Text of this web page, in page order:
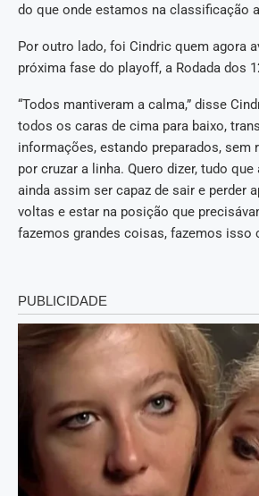
do que onde estamos na classificação
Por outro lado, foi Cindric quem agora
próxima fase do playoff, a Rodada dos
“Todos mantiveram a calma,” disse
todos os caras de cima para baixo,
informações, estando preparados, sem
por cruzar a linha. Quero dizer, tudo
ainda assim ser capaz de sair e perder
voltas e estar na posição que
fazemos grandes coisas, fazemos isso